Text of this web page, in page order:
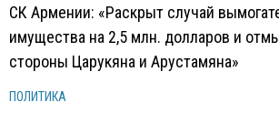
СК Армении: «Раскрыт случай
имущества на 2,5 млн. долларов и
стороны Царукяна и Арустамяна»
ПОЛИТИКА